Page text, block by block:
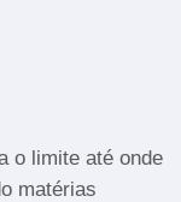
o limite até onde
matérias